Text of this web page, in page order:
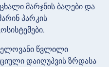
მარჯნის ბაღები და
პარკის
წვლილი
დაიღუპვის ზრდასა